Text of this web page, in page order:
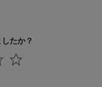
たか？